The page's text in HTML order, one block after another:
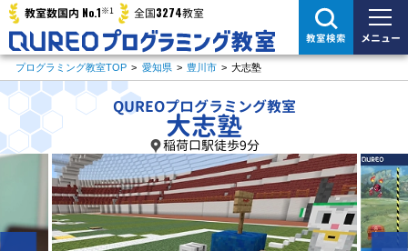
教室数国内 No.1※1 全国3274教室
教室検索 メニュー
プログラミング教室TOP > 愛知県 > 豊川市 > 大志塾
QUREOプログラミング教室
大志塾
稲荷口駅徒歩9分